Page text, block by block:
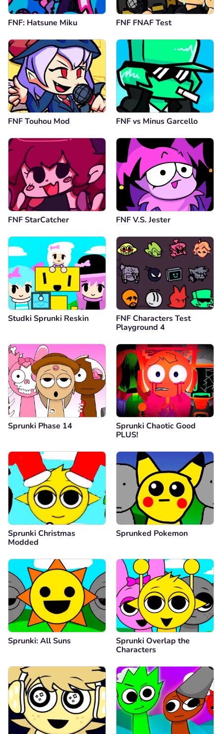
FNF: Hatsune Miku FNF FNAF Test
FNF Touhou Mod FNF vs Minus Garcello
FNF StarCatcher FNF V.S. Jester
Studki Sprunki Reskin
FNF Characters Test
Playground 4
Sprunki Phase 14
Sprunki Chaotic Good
PLUS!
Sprunki Christmas
Modded
Sprunked Pokemon
Sprunki: All Suns
Sprunki Overlap the
Characters